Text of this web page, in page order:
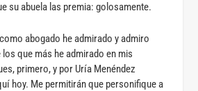
su abuela las premia: golosamente.
abogado he admirado y admiro
que más he admirado en mis
primero, y por Uría Menéndez
hoy. Me permitirán que personifique a